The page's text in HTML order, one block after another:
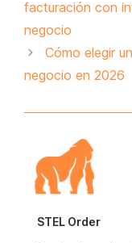
facturación con
negocio
Cómo elegir
negocio en 2026
STEL Order